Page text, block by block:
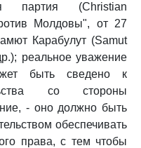
партия (Christian
Молдовы", от 27
Карабулут (Samut
реальное уважение
быть сведено к
со стороны
- оно должно быть
обеспечивать
права, с тем чтобы